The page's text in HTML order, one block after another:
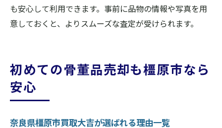
も安心して利用できます。事前に品物の情報や写真を用
意しておくと、よりスムーズな査定が受けられます。
初めての骨董品売却も橿原市なら
安心
奈良県橿原市買取大吉が選ばれる理由一覧